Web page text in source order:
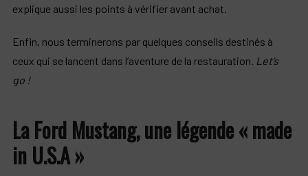
explique aussi les points à vérifier avant achat.
Enfin, nous terminerons par quelques conseils destinés à
ceux qui se lancent dans l’aventure de la restauration. Let’s
go !
La Ford Mustang, une légende « made
in U.S.A »